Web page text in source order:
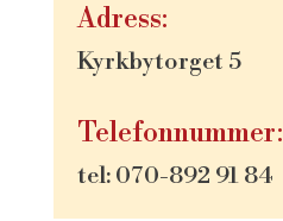
Adress:
Kyrkbytorget 5
Telefonnummer:
tel: 070-892 91 84